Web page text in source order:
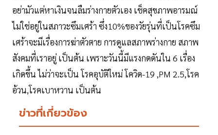
อย่ามัวแต่หาเงินจนลืมร่างกายตัวเอง เช็คสุขภาพอารมณ์
ไม่ใช่อยู่ในสภาวะซึมเศร้า ซึ่ง10%ของวัยรุ่นที่เป็นโรคซึม
เศร้าจะมีเรื่องการฆ่าตัวตาย การดูแลสภาพร่างกาย สภาพ
สังคมที่เราอยู่ เป็นต้น เพราะวันนี้มีแรงกดดันใน 6 เรื่อง
เกิดขึ้น ไม่ว่าจะเป็น โรคอุบัติใหม่ โควิด-19 ,PM 2.5,โรค
อ้วน,โรคเบาหวาน เป็นต้น
ข่าวที่เกี่ยวข้อง